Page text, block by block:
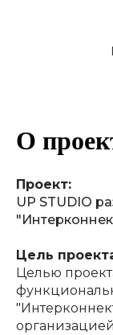
О
Проект:
UP STUDIO
Цель
Целью